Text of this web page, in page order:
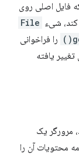
فایل اصلی روی
شیء File
را فراخوانی
یافته
مرورگر یک
محتویات آن را